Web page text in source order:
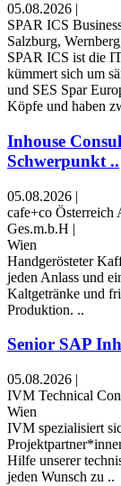
05.08.2026 |
SPAR ICS
Salzburg,
SPAR ICS ist die
kümmert sich um
und SES Spar
Köpfe und haben
Inhouse
Schwerpunkt ..
05.08.2026 |
cafe+co Österreich
Ges.m.b.H |
Wien
Handgerösteter
jeden Anlass und
Kaltgetränke und
Produktion. ..
Senior SAP
05.08.2026 |
IVM Technical
Wien
IVM spezialisiert
Hilfe unserer
jeden Wunsch zu ..